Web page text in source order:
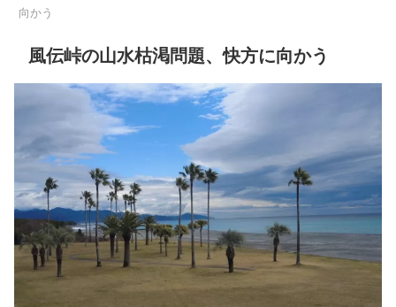
向かう
風伝峠の山水枯渇問題、快方に向かう